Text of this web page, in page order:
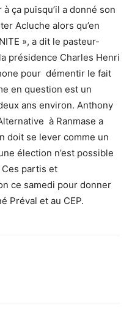
ça puisqu’il a donné son
Acluche alors qu’en
», a dit le pasteur-
présidence Charles Henri
pour démentir le fait
en question est un
ans environ. Anthony
à Ranmase a
doit se lever comme un
élection n’est possible
Ces partis et
ce samedi pour donner
Préval et au CEP.